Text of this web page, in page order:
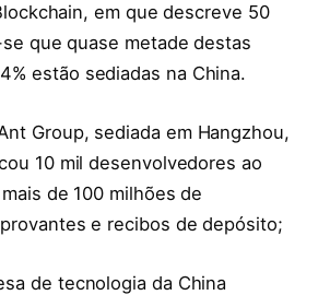
em que descreve 50
que quase metade destas
estão sediadas na China.
Group, sediada em Hangzhou,
10 mil desenvolvedores ao
de 100 milhões de
e recibos de depósito;
de tecnologia da China